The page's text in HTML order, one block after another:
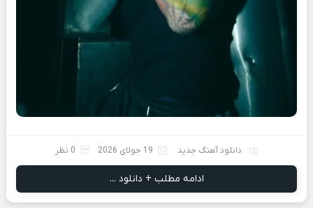
دانلود آهنگ جدید 19 جولای 2026 0 نظر
ادامه مطلب + دانلود ...